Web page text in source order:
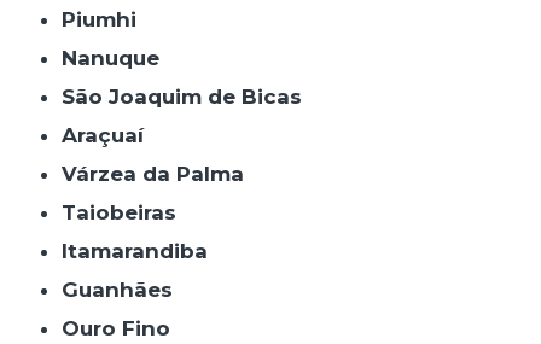
Piumhi
Nanuque
São Joaquim de Bicas
Araçuaí
Várzea da Palma
Taiobeiras
Itamarandiba
Guanhães
Ouro Fino